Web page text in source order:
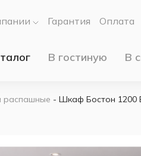
Гарантия Оплата
В гостиную В
- Шкаф Бостон 1200